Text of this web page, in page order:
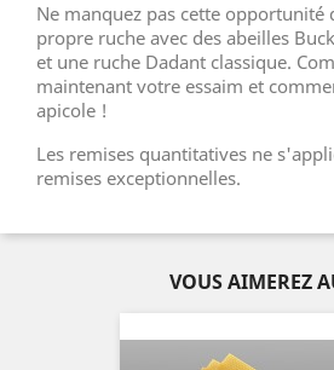
Ne manquez pas cette opportunité
propre ruche avec des abeilles
et une ruche Dadant classique.
maintenant votre essaim et
apicole !
Les remises quantitatives ne
remises exceptionnelles.
VOUS AIMEREZ